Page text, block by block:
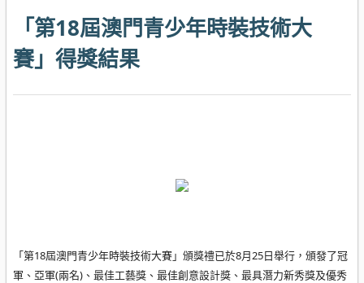
「第18屆澳門青少年時裝技術大
賽」得獎結果
「第18屆澳門青少年時裝技術大賽」頒獎禮已於8月25日舉行，頒發了冠
軍、亞軍(兩名)、最佳工藝獎、最佳創意設計獎、最具潛力新秀獎及優秀